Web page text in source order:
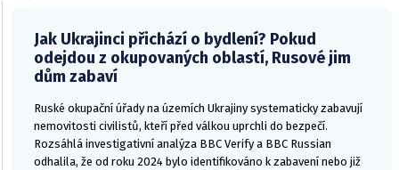
Jak Ukrajinci přichází o bydlení? Pokud
odejdou z okupovaných oblastí, Rusové jim
dům zabaví
Ruské okupační úřady na územích Ukrajiny systematicky zabavují
nemovitosti civilistů, kteří před válkou uprchli do bezpečí.
Rozsáhlá investigativní analýza BBC Verify a BBC Russian
odhalila, že od roku 2024 bylo identifikováno k zabavení nebo již